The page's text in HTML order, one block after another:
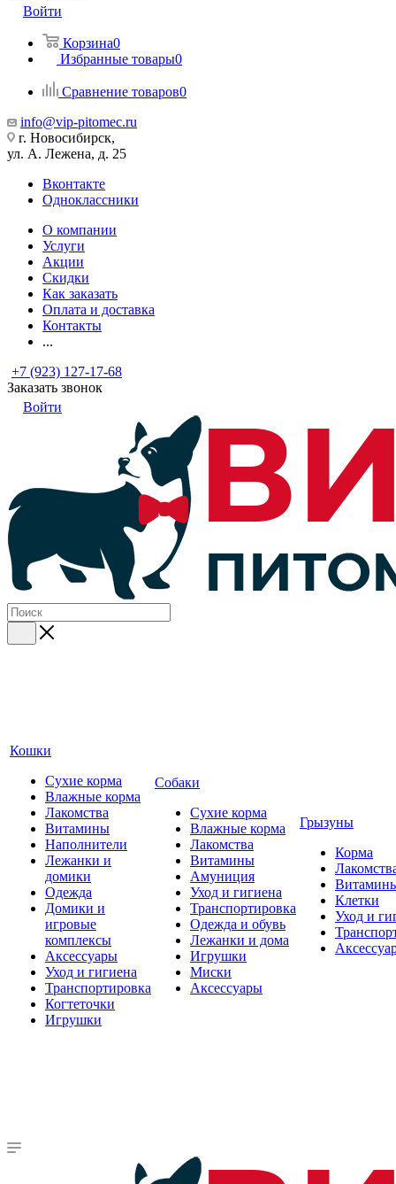
Войти
Корзина0
Избранные товары0
Сравнение товаров0
info@vip-pitomec.ru
г. Новосибирск,
ул. А. Лежена, д. 25
Вконтакте
Одноклассники
О компании
Услуги
Акции
Скидки
Как заказать
Оплата и доставка
Контакты
...
+7 (923) 127-17-68
Заказать звонок
Войти
Кошки
Сухие корма
Влажные корма
Лакомства
Витамины
Наполнители
Лежанки и
домики
Одежда
Домики и
игровые
комплексы
Аксессуары
Уход и гигиена
Транспортировка
Когтеточки
Игрушки
Собаки
Сухие корма
Влажные корма
Лакомства
Витамины
Амуниция
Уход и гигиена
Транспортировка
Одежда и обувь
Лежанки и дома
Игрушки
Миски
Аксессуары
Грызуны
Корма
Клетки
Уход и